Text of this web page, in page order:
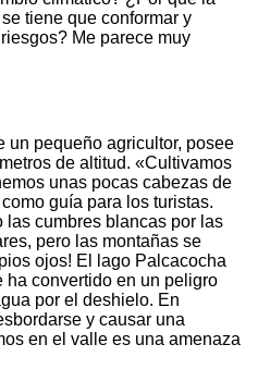
tiene que conformar y
Me parece muy
un pequeño agricultor, posee
de altitud. «Cultivamos
unas pocas cabezas de
guía para los turistas.
las cumbres blancas por las
pero las montañas se
ojos! El lago Palcacocha
ha convertido en un peligro
por el deshielo. En
y causar una
en el valle es una amenaza